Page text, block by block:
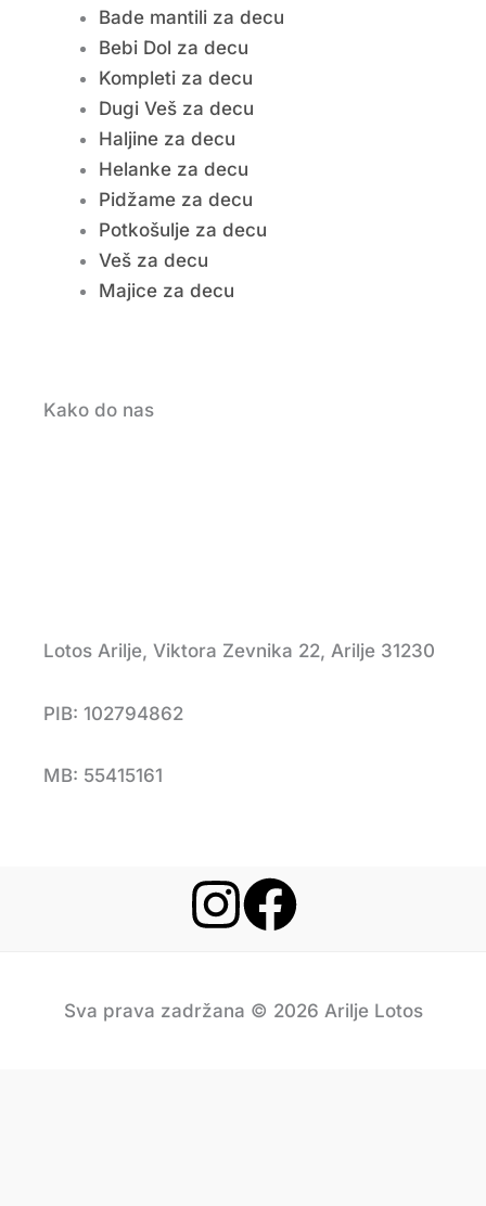
Bade mantili za decu
Bebi Dol za decu
Kompleti za decu
Dugi Veš za decu
Haljine za decu
Helanke za decu
Pidžame za decu
Potkošulje za decu
Veš za decu
Majice za decu
Kako do nas
Lotos Arilje, Viktora Zevnika 22, Arilje 31230
PIB: 102794862
MB: 55415161
Sva prava zadržana © 2026 Arilje Lotos